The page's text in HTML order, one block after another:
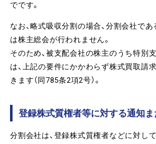
でです。
なお、略式吸収分割の場合、分割会社で
は株主総会が行われません。
そのため、被支配会社の株主のうち特別
は、上記の要件にかかわらず株式買取請
きます（同785条2項2号）。
登録株式質権者等に対する通知
分割会社は、登録株式質権者などに対し